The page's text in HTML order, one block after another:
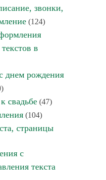
звонки,
(124)
в
днем рождения
свадьбе(47)
(104)
страницы
с
текста